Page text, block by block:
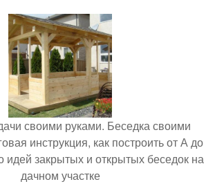
своими руками. Беседка своими
инструкция, как построить от А до
закрытых и открытых беседок на
дачном участке